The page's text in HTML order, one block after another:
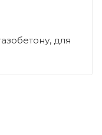
для